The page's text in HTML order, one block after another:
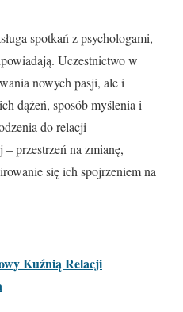
spotkań z psychologami,
Uczestnictwo w
nowych pasji, ale i
dążeń, sposób myślenia i
do relacji
przestrzeń na zmianę,
się ich spojrzeniem na
Kuźnią Relacji